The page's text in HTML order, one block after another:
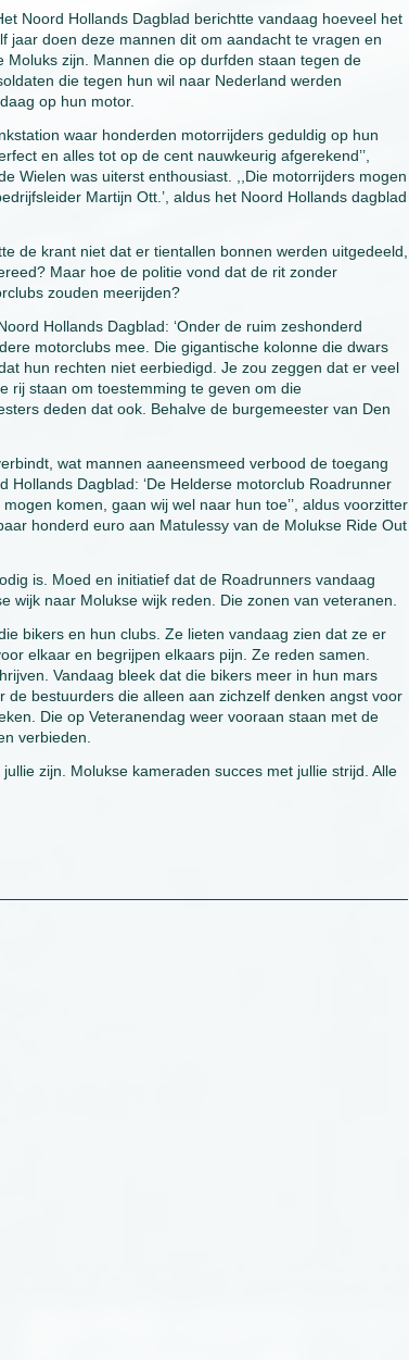
Noord Hollands Dagblad berichtte vandaag hoeveel het
jaar doen deze mannen dit om aandacht te vragen en
zijn. Mannen die op durfden staan tegen de
die tegen hun wil naar Nederland werden
op hun motor.
waar honderden motorrijders geduldig op hun
en alles tot op de cent nauwkeurig afgerekend’’,
Wielen was uiterst enthousiast. ,,Die motorrijders mogen
Martijn Ott.’, aldus het Noord Hollands dagblad
de krant niet dat er tientallen bonnen werden uitgedeeld,
Maar hoe de politie vond dat de rit zonder
zouden meerijden?
Hollands Dagblad: ‘Onder de ruim zeshonderd
motorclubs mee. Die gigantische kolonne die dwars
hun rechten niet eerbiedigd. Je zou zeggen dat er veel
rij staan om toestemming te geven om die
deden dat ook. Behalve de burgemeester van Den
wat mannen aaneensmeed verbood de toegang
Dagblad: ‘De Helderse motorclub Roadrunner
komen, gaan wij wel naar hun toe’’, aldus voorzitter
honderd euro aan Matulessy van de Molukse Ride Out
is. Moed en initiatief dat de Roadrunners vandaag
naar Molukse wijk reden. Die zonen van veteranen.
bikers en hun clubs. Ze lieten vandaag zien dat ze er
elkaar en begrijpen elkaars pijn. Ze reden samen.
Vandaag bleek dat die bikers meer in hun mars
bestuurders die alleen aan zichzelf denken angst voor
Die op Veteranendag weer vooraan staan met de
verbieden.
zijn. Molukse kameraden succes met jullie strijd. Alle